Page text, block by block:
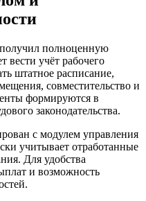
полноценную
вести учёт рабочего
штатное расписание,
совместительство и
формируются в
законодательства.
с модулем управления
учитывает отработанные
Для удобства
и возможность